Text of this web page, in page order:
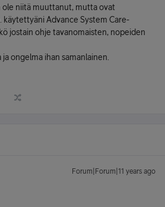
ole niitä muuttanut, mutta ovat
Advance System Care-
jostain ohje tavanomaisten, nopeiden
ongelma ihan samanlainen.
Forum|Forum|11 years ago